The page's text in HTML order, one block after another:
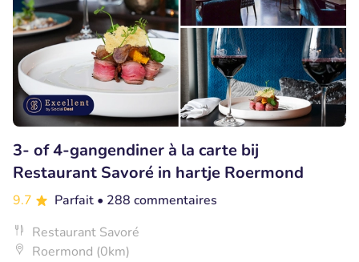
3- of 4-gangendiner à la carte bij
Restaurant Savoré in hartje Roermond
9.7 Parfait • 288 commentaires
Restaurant Savoré
Roermond (0km)